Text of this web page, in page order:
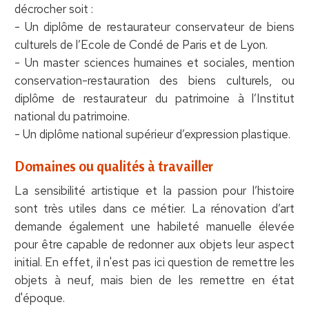
décrocher soit :
- Un diplôme de restaurateur conservateur de biens
culturels de l’Ecole de Condé de Paris et de Lyon.
- Un master sciences humaines et sociales, mention
conservation-restauration des biens culturels, ou
diplôme de restaurateur du patrimoine à l’Institut
national du patrimoine.
- Un diplôme national supérieur d’expression plastique.
Domaines ou qualités à travailler
La sensibilité artistique et la passion pour l’histoire
sont très utiles dans ce métier. La rénovation d’art
demande également une habileté manuelle élevée
pour être capable de redonner aux objets leur aspect
initial. En effet, il n'est pas ici question de remettre les
objets à neuf, mais bien de les remettre en état
d'époque.